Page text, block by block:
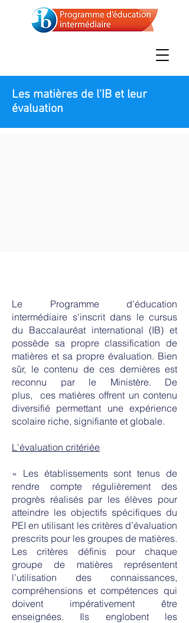
Jeanne-Mance
Les matières de l'IB et leur
évaluation
Le Programme d'éducation
intermédiaire s'inscrit dans le cursus
du Baccalauréat international (IB) et
possède sa propre classification de
matières et sa propre évaluation. Bien
sûr, le contenu de ces dernières est
reconnu par le Ministère. De
plus,
ces matières offrent un contenu
diversifié permettant une expérience
scolaire riche, signifiante et globale.
L'évaluation critériée
« Les établissements sont tenus de
rendre compte régulièrement des
progrès réalisés par les élèves pour
atteindre les objectifs spécifiques du
PEI en utilisant les critères d’évaluation
prescrits pour les groupes de matières.
Les critères définis pour chaque
groupe de matières représentent
l’utilisation des connaissances,
compréhensions et compétences qui
doivent impérativement être
enseignées. Ils englobent les